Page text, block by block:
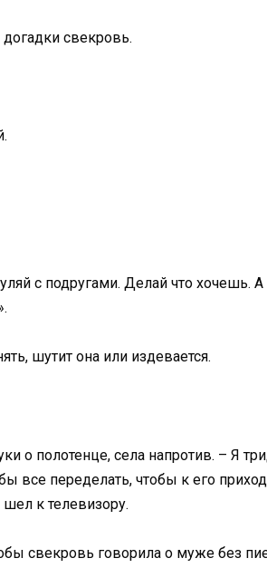
свекровь.
с подругами. Делай что хочешь. А
шутит она или издевается.
о полотенце, села напротив. – Я
все переделать, чтобы к его
к телевизору.
свекровь говорила о муже без